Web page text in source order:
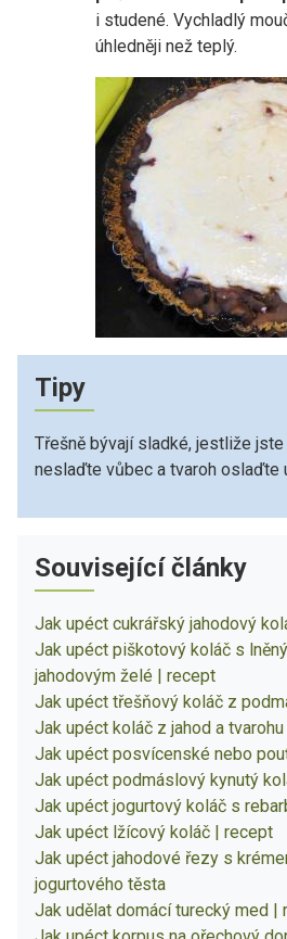
i studené. Vychladlý
úhledněji než teplý.
Tipy
Třešně bývají sladké, jestliže
neslaďte vůbec a tvaroh oslaďte
Související články
Jak upéct cukrářský jahodový
Jak upéct piškotový koláč s
jahodovým želé | recept
Jak upéct třešňový koláč z
Jak upéct koláč z jahod a
Jak upéct posvícenské nebo
Jak upéct podmáslový kynutý
Jak upéct jogurtový koláč s
Jak upéct lžícový koláč | recept
Jak upéct jahodové řezy s
jogurtového těsta
Jak udělat domácí turecký med |